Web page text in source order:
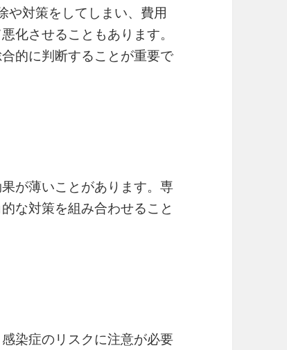
や対策をしてしまい、費用
化させることもあります。
的に判断することが重要で
が薄いことがあります。専
な対策を組み合わせること
染症のリスクに注意が必要